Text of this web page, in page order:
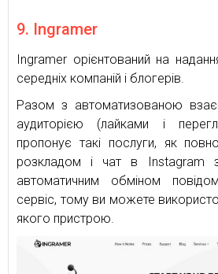
9. Ingramer
Ingramer орієнтований на
середніх компаній і блогерів.
Разом з автоматизованою
аудиторією (лайками і
пропонує такі послуги, як
розкладом і чат в Instagram
автоматичним обміном
сервіс, тому ви можете
якого пристрою.